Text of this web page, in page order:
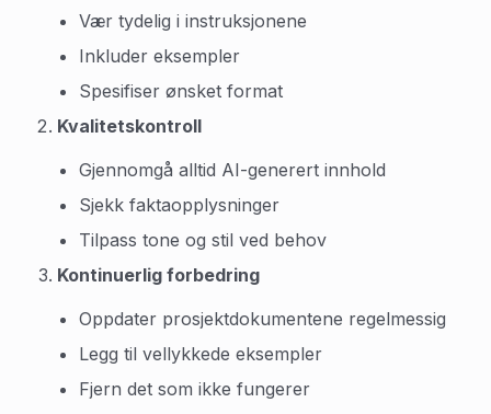
Vær tydelig i instruksjonene
Inkluder eksempler
Spesifiser ønsket format
Kvalitetskontroll
Gjennomgå alltid AI-generert innhold
Sjekk faktaopplysninger
Tilpass tone og stil ved behov
Kontinuerlig forbedring
Oppdater prosjektdokumentene regelmessig
Legg til vellykkede eksempler
Fjern det som ikke fungerer